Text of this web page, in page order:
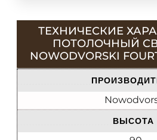
ТЕХНИЧЕСКИЕ
ПОТОЛОЧНЫЙ
NOWODVORSKI
ВЫСОТА